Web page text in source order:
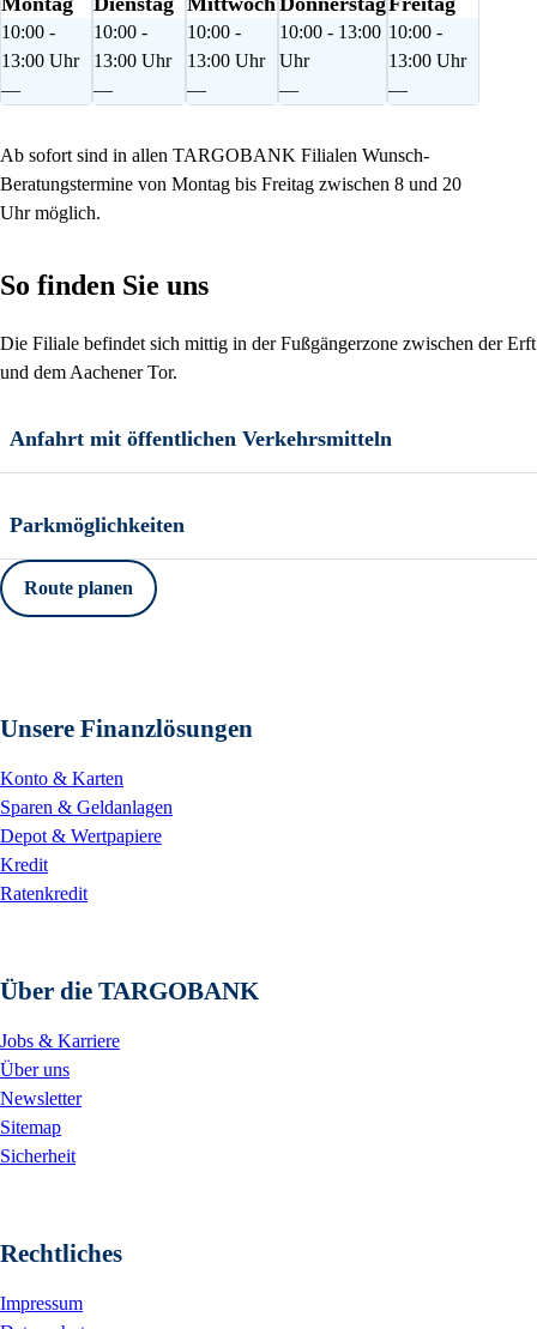
10:00 -
13:00 Uhr
—
10:00 -
13:00 Uhr
—
10:00 -
13:00 Uhr
—
10:00 - 13:00
Uhr
—
10:00 -
13:00 Uhr
—
Ab sofort sind in allen TARGOBANK Filialen Wunsch-
Beratungstermine von Montag bis Freitag zwischen 8 und 20
Uhr möglich.
So finden Sie uns
Die Filiale befindet sich mittig in der Fußgängerzone zwischen der Erft
und dem Aachener Tor.
Anfahrt mit öffentlichen Verkehrsmitteln
Parkmöglichkeiten
Route planen
Unsere Finanzlösungen
Konto & Karten
Sparen & Geldanlagen
Depot & Wertpapiere
Kredit
Ratenkredit
Über die TARGOBANK
Jobs & Karriere
Über uns
Newsletter
Sitemap
Sicherheit
Rechtliches
Impressum